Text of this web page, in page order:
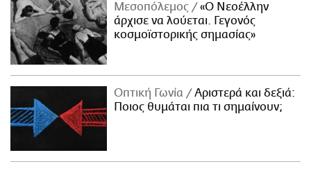
Μεσοπόλεμος
«Ο Νεοέλλην
άρχισε να λούεται. Γεγονός
κοσμοϊστορικής σημασίας»
Οπτική Γωνία
Αριστερά και δεξιά:
Ποιος θυμάται πια τι σημαίνουν;